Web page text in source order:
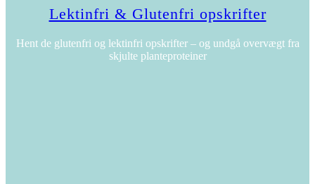
Lektinfri & Glutenfri opskrifter
Hent de glutenfri og lektinfri opskrifter – og undgå overvægt fra
skjulte planteproteiner